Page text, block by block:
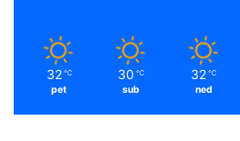
32 ℃
pet
30 ℃
sub
32 ℃
ned